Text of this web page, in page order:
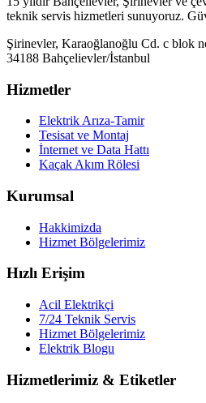
teknik servis hizmetleri sunuyoruz.
Şirinevler, Karaoğlanoğlu Cd. c blok
34188 Bahçelievler/İstanbul
Hizmetler
Elektrik Arıza-Tamir
Tesisat ve Montaj
İnternet ve Data Hattı
Kaçak Akım Rölesi
Kurumsal
Hakkimizda
Hizmet Bölgelerimiz
Hızlı Erişim
Acil Elektrikçi
7/24 Teknik Servis
Hizmet Bölgelerimiz
Elektrik Blogu
Hizmetlerimiz & Etiketler